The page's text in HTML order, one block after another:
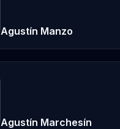
Agustín Manzo
Agustín Marchesín